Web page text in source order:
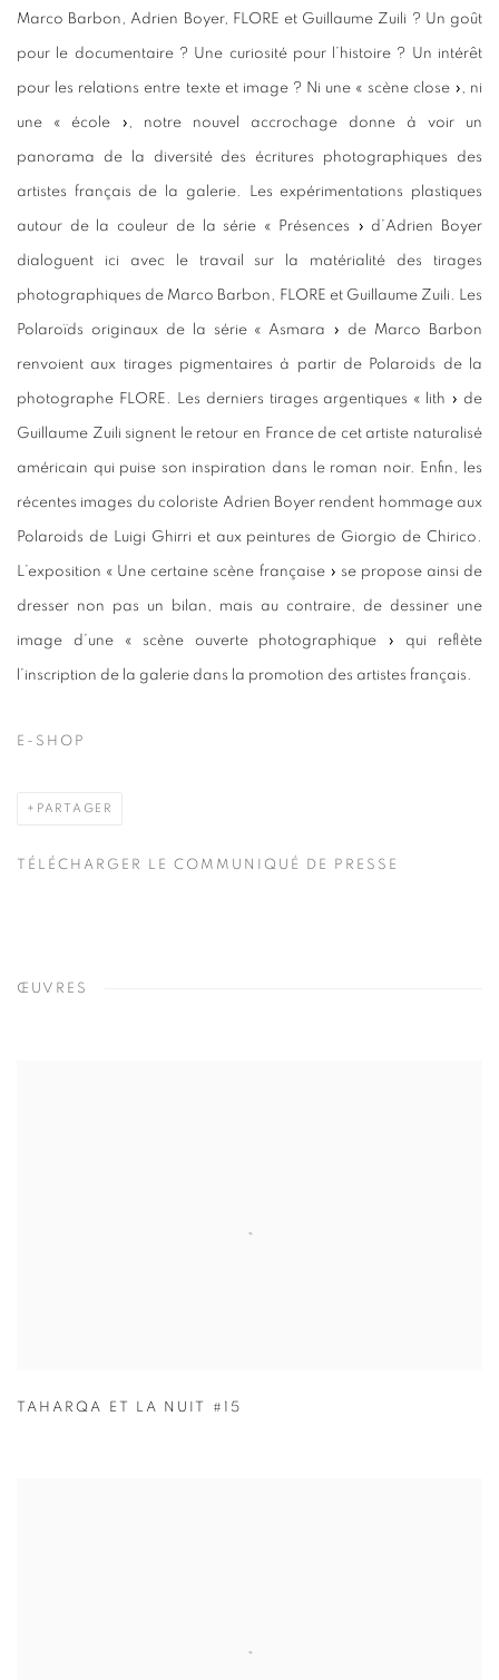
Marco Barbon, Adrien Boyer, FLORE et Guillaume Zuili ? Un goût
pour le documentaire ? Une curiosité pour l’histoire ? Un intérêt
pour les relations entre texte et image ? Ni une « scène close », ni
une « école », notre nouvel accrochage donne à voir un
panorama de la diversité des écritures photographiques des
artistes français de la galerie. Les expérimentations plastiques
autour de la couleur de la série « Présences » d’Adrien Boyer
dialoguent ici avec le travail sur la matérialité des tirages
photographiques de Marco Barbon, FLORE et Guillaume Zuili. Les
Polaroïds originaux de la série « Asmara » de Marco Barbon
renvoient aux tirages pigmentaires à partir de Polaroids de la
photographe FLORE. Les derniers tirages argentiques « lith » de
Guillaume Zuili signent le retour en France de cet artiste naturalisé
américain qui puise son inspiration dans le roman noir. Enfin, les
récentes images du coloriste Adrien Boyer rendent hommage aux
Polaroids de Luigi Ghirri et aux peintures de Giorgio de Chirico.
L’exposition « Une certaine scène française » se propose ainsi de
dresser non pas un bilan, mais au contraire, de dessiner une
image d’une « scène ouverte photographique » qui reflète
l’inscription de la galerie dans la promotion des artistes français.
E-SHOP
PARTAGER
TÉLÉCHARGER LE COMMUNIQUÉ DE PRESSE
ŒUVRES
TAHARQA ET LA NUIT #15